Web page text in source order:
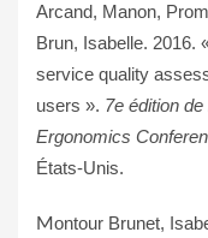
Arcand, Manon,
Brun, Isabelle. 2016.
service quality
users ». 7e édition
Ergonomics
États-Unis.
Montour Brunet,